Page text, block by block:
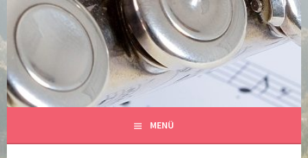
Springe
zum
Inhalt
MUSIKKAPELLE
SIBRATSHOFEN E.V.
MENÜ